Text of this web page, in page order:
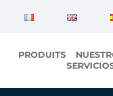
PRODUITS